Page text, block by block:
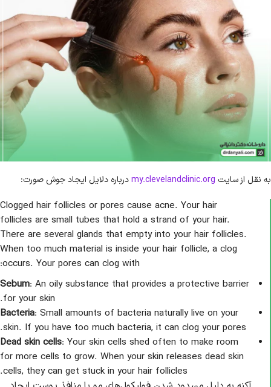
به نقل از سایت درباره دلایل ایجاد جوش صورت:
Clogged hair follicles or pores cause acne. Your hair
follicles are small tubes that hold a strand of your hair.
There are several glands that empty into your hair follicles.
When too much material is inside your hair follicle, a clog
occurs. Your pores can clog with:
Sebum: An oily substance that provides a protective barrier
for your skin.
Bacteria: Small amounts of bacteria naturally live on your
skin. If you have too much bacteria, it can clog your pores.
Dead skin cells: Your skin cells shed often to make room
for more cells to grow. When your skin releases dead skin
cells, they can get stuck in your hair follicles.